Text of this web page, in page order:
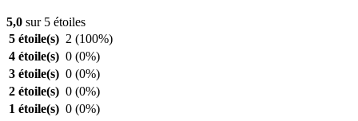
5,0 sur 5 étoiles
5 étoile(s) 2 (100%)
4 étoile(s) 0 (0%)
3 étoile(s) 0 (0%)
2 étoile(s) 0 (0%)
1 étoile(s) 0 (0%)